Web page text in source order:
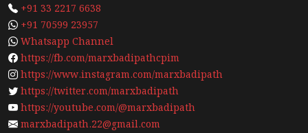
+91 33 2217 6638
+91 70599 23957
Whatsapp Channel
https://fb.com/marxbadipathcpim
https://www.instagram.com/marxbadipath
https://twitter.com/marxbadipath
https://youtube.com/@marxbadipath
marxbadipath.22@gmail.com